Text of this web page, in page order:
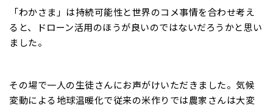
「わかさま」は持続可能性と世界のコメ事情を合わせ考え
ると、ドローン活用のほうが良いのではないだろうかと思い
ました。
その場で一人の生徒さんにお声がけいただきました。気候
変動による地球温暖化で従来の米作りでは農家さんは大変